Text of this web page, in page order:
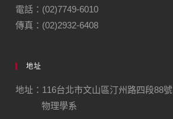
電話：(02)7749-6010
傳真：(02)2932-6408
地址
地址：116台北市文山區汀州路四段88號
物理學系